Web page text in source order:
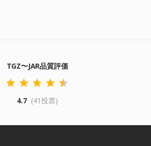
TGZ〜JAR品質評価
4.7 (41投票)